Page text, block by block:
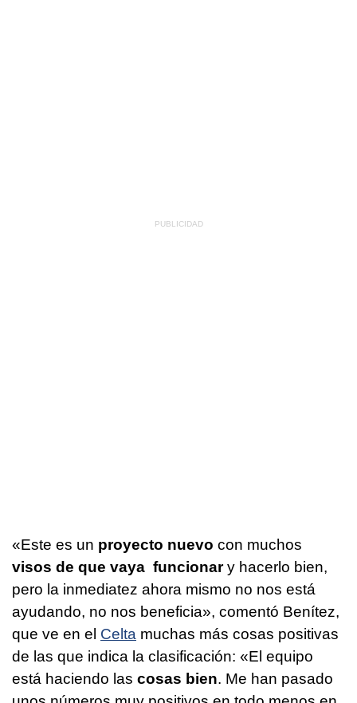
«Este es un proyecto nuevo con muchos
visos de que vaya funcionary hacerlo bien,
pero la inmediatez ahora mismo no nos está
ayudando, no nos beneficia», comentó Benítez,
que ve en el Celta muchas más cosas positivas
de las que indica la clasificación: «El equipo
está haciendo las cosas bien. Me han pasado